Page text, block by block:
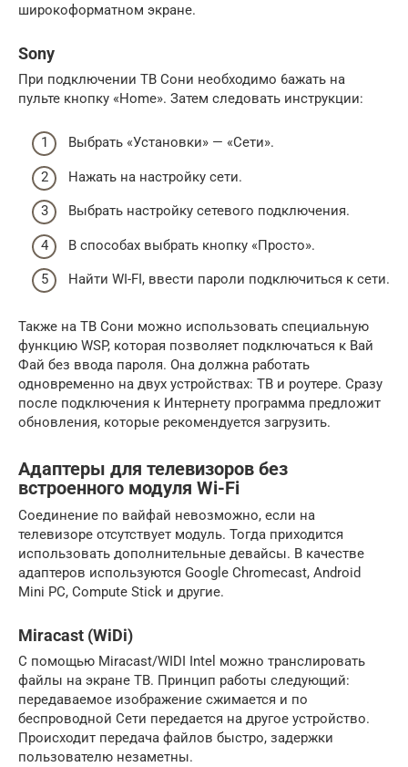
широкоформатном экране.
Sony
При подключении ТВ Сони необходимо 6ажать на
пульте кнопку «Home». Затем следовать инструкции:
Выбрать «Установки» — «Сети».
Нажать на настройку сети.
Выбрать настройку сетевого подключения.
В способах выбрать кнопку «Просто».
Найти WI-FI, ввести пароли подключиться к сети.
Также на ТВ Сони можно использовать специальную
функцию WSP, которая позволяет подключаться к Вай
Фай без ввода пароля. Она должна работать
одновременно на двух устройствах: ТВ и роутере. Сразу
после подключения к Интернету программа предложит
обновления, которые рекомендуется загрузить.
Адаптеры для телевизоров без
встроенного модуля Wi-Fi
Соединение по вайфай невозможно, если на
телевизоре отсутствует модуль. Тогда приходится
использовать дополнительные девайсы. В качестве
адаптеров используются Google Chromecast, Android
Mini PC, Compute Stick и другие.
Miracast (WiDi)
С помощью Miracast/WIDI Intel можно транслировать
файлы на экране ТВ. Принцип работы следующий:
передаваемое изображение сжимается и по
беспроводной Сети передается на другое устройство.
Происходит передача файлов быстро, задержки
пользователю незаметны.